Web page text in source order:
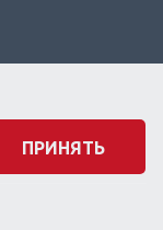
ПРИНЯТЬ